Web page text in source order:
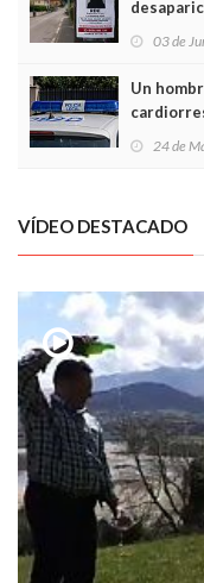
03 de
Un
Local en
24 de
VÍDEO DESTACADO